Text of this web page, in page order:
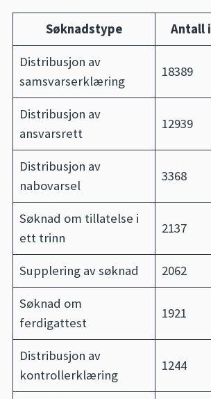
Søknadstype Antall
Distribusjon av
samsvarserklæring
18389
Distribusjon av
ansvarsrett
12939
Distribusjon av
nabovarsel
3368
Søknad om tillatelse i
ett trinn
2137
Supplering av søknad 2062
Søknad om
ferdigattest
1921
Distribusjon av
kontrollerklæring
1244